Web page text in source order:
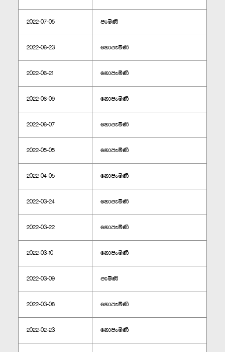
2022-07-05 පැමිණි
2022-06-23 නොපැමිණි
2022-06-21 නොපැමිණි
2022-06-09 නොපැමිණි
2022-06-07 නොපැමිණි
2022-05-05 නොපැමිණි
2022-04-05 නොපැමිණි
2022-03-24 නොපැමිණි
2022-03-22 නොපැමිණි
2022-03-10 නොපැමිණි
2022-03-09 පැමිණි
2022-03-08 නොපැමිණි
2022-02-23 නොපැමිණි